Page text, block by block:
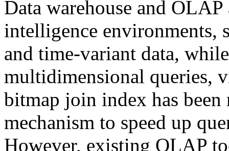
Data warehouse and OLAP
intelligence environments,
and time-variant data,
multidimensional queries,
bitmap join index has
mechanism to speed up
However, existing OLAP